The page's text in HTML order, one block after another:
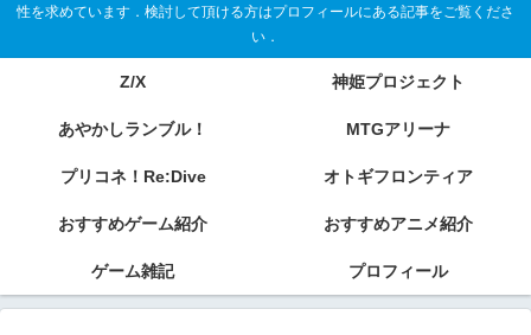
性を求めています．検討して頂ける方はプロフィールにある記事をご覧くださ
い．
Z/X 神姫プロジェクト
あやかしランブル！ MTGアリーナ
プリコネ！Re:Dive オトギフロンティア
おすすめゲーム紹介 おすすめアニメ紹介
ゲーム雑記 プロフィール